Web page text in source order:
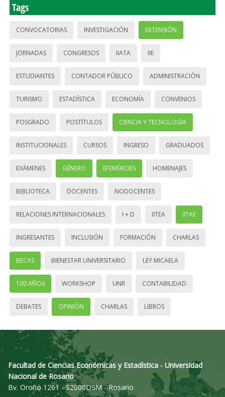
Tags
CONVOCATORIAS INVESTIGACIÓN EXTENSIÓN
JORNADAS CONGRESOS IIATA IIE
ESTUDIANTES CONTADOR PÚBLICO ADMINISTRACIÓN
TURISMO ESTADÍSTICA ECONOMÍA CONVENIOS
POSGRADO POSTÍTULOS CIENCIA Y TECNOLOGÍA
INSTITUCIONALES CURSOS INGRESO GRADUADOS
EXÁMENES GÉNERO EFEMÉRIDES HOMENAJES
BIBLIOTECA DOCENTES NODOCENTES
RELACIONES INTERNACIONALES I + D IITEA IITAE
INGRESANTES INCLUSIÓN FORMACIÓN CHARLAS
BECAS BIENESTAR UNIVERSITARIO LEY MICAELA
100 AÑOS WORKSHOP UNR CONTABILIDAD
DEBATES OPINIÓN CHARLAS LIBROS
Facultad de Ciencias Económicas y Estadística - Universidad
Nacional de Rosario
Bv. Oroño 1261 - S2000DSM - Rosario